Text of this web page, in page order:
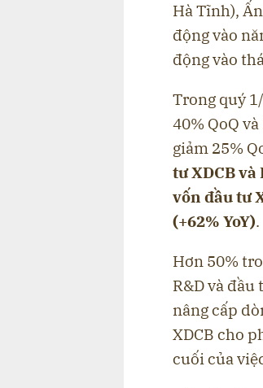
Hà Tĩnh),
động vào
động vào
Trong quý
40% QoQ
giảm 25%
tư XDCB
vốn đầu tư
(+62% YoY).
Hơn 50%
R&D và
nâng cấp
XDCB cho
cuối của